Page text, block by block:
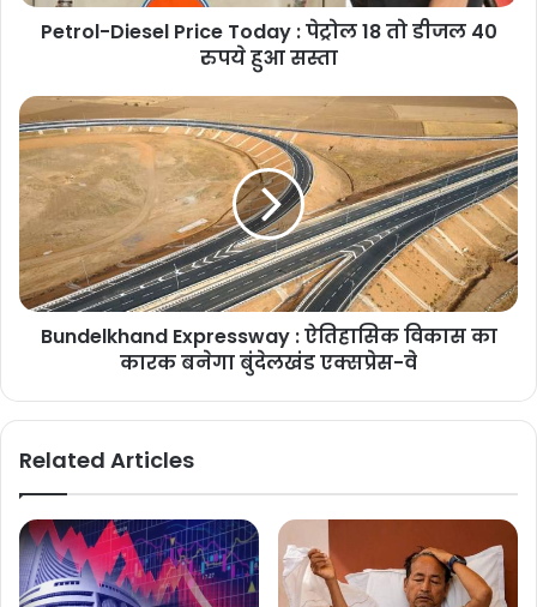
Petrol-Diesel Price Today : पेट्रोल 18 तो डीजल 40
रुपये हुआ सस्ता
Bundelkhand Expressway : ऐतिहासिक विकास का
कारक बनेगा बुंदेलखंड एक्सप्रेस-वे
Related Articles